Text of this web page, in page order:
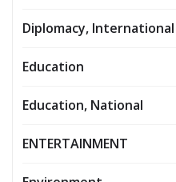
Diplomacy, International
Education
Education, National
ENTERTAINMENT